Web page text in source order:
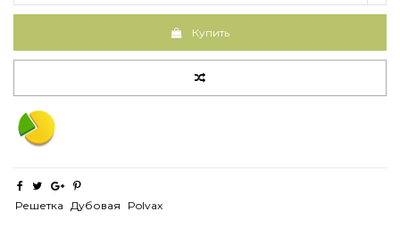
Купить
Решетка Дубовая Polvax